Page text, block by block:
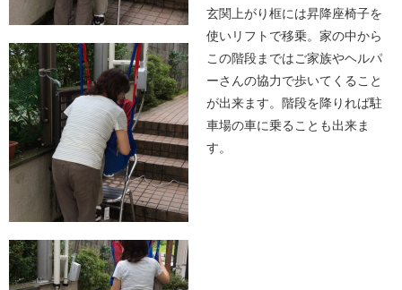
玄関上がり框には昇降座椅子を
使いリフトで移乗。家の中から
この階段まではご家族やヘルパ
ーさんの協力で歩いてくること
が出来ます。階段を降りれば駐
車場の車に乗ることも出来ま
す。